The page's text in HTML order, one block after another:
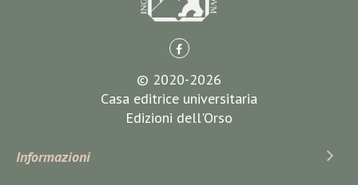
© 2020-2026
Casa editrice universitaria
Edizioni dell'Orso
Informazioni